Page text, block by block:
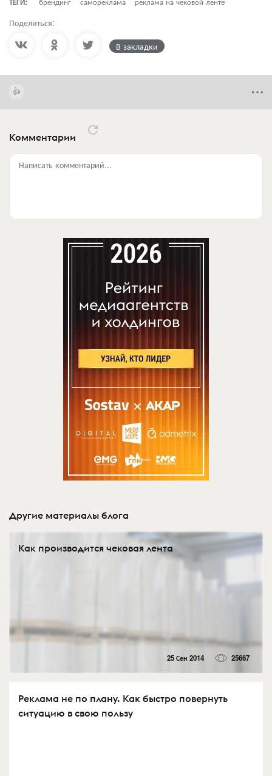
Поделиться:
В закладки
Комментарии
Написать комментарий...
Другие материалы блога
Как производится чековая лента
25 Сен 2014 25667
Реклама не по плану. Как быстро повернуть
ситуацию в свою пользу